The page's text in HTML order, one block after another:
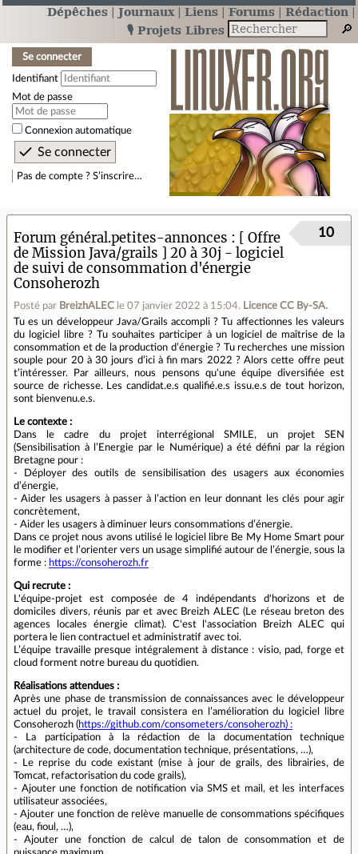
Dépêches Journaux Liens Forums
Rédaction
🎙️ Projets Libres
Se connecter
Identifiant
Mot de passe
Connexion automatique
Pas de compte ? S’inscrire…
Forum général.petites-annonces
[ Offre
de Mission Java/grails ] 20 à 30j - logiciel
de suivi de consommation d'énergie
Consoherozh
Posté par BreizhALEC le 07 janvier 2022 à 15:04. Licence CC By‑SA.
10
Tu es un développeur Java/Grails accompli ? Tu affectionnes les valeurs
du logiciel libre ? Tu souhaites participer à un logiciel de maîtrise de la
consommation et de la production d’énergie ? Tu recherches une mission
souple pour 20 à 30 jours d’ici à fin mars 2022 ? Alors cette offre peut
t’intéresser. Par ailleurs, nous pensons qu'une équipe diversifiée est
source de richesse. Les candidat.e.s qualifié.e.s issu.e.s de tout horizon,
sont bienvenu.e.s.
Le contexte :
Dans le cadre du projet interrégional SMILE, un projet SEN
(Sensibilisation à l’Energie par le Numérique) a été défini par la région
Bretagne pour :
- Déployer des outils de sensibilisation des usagers aux économies
d’énergie,
- Aider les usagers à passer à l’action en leur donnant les clés pour agir
concrètement,
- Aider les usagers à diminuer leurs consommations d’énergie.
Dans ce projet nous avons utilisé le logiciel libre Be My Home Smart pour
le modifier et l’orienter vers un usage simplifié autour de l’énergie, sous la
forme : https://consoherozh.fr
Qui recrute :
L'équipe-projet est composée de 4 indépendants d'horizons et de
domiciles divers, réunis par et avec Breizh ALEC (Le réseau breton des
agences locales énergie climat). C'est l'association Breizh ALEC qui
portera le lien contractuel et administratif avec toi.
L’équipe travaille presque intégralement à distance : visio, pad, forge et
cloud forment notre bureau du quotidien.
Réalisations attendues :
Après une phase de transmission de connaissances avec le développeur
actuel du projet, le travail consistera en l’amélioration du logiciel libre
Consoherozh (https://github.com/consometers/consoherozh) :
- La participation à la rédaction de la documentation technique
(architecture de code, documentation technique, présentations, …),
- Le reprise du code existant (mise à jour de grails, des librairies, de
Tomcat, refactorisation du code grails),
- Ajouter une fonction de notification via SMS et mail, et les interfaces
utilisateur associées,
- Ajouter une fonction de relève manuelle de consommations spécifiques
(eau, fioul, …),
- Ajouter une fonction de calcul de talon de consommation et de